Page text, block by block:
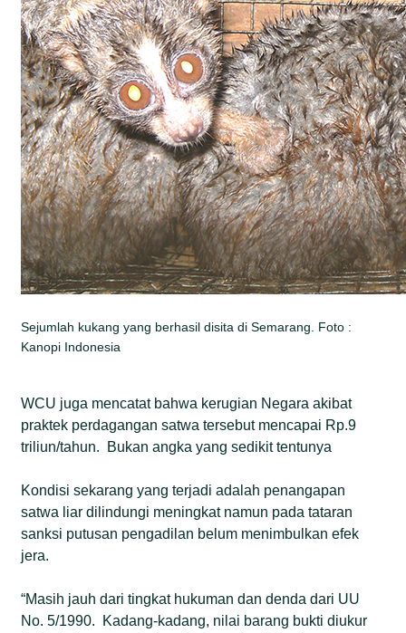
Sejumlah kukang yang berhasil disita di Semarang. Foto :
Kanopi Indonesia
WCU juga mencatat bahwa kerugian Negara akibat
praktek perdagangan satwa tersebut mencapai Rp.9
triliun/tahun. Bukan angka yang sedikit tentunya
Kondisi sekarang yang terjadi adalah penangapan
satwa liar dilindungi meningkat namun pada tataran
sanksi putusan pengadilan belum menimbulkan efek
jera.
“Masih jauh dari tingkat hukuman dan denda dari UU
No. 5/1990. Kadang-kadang, nilai barang bukti diukur